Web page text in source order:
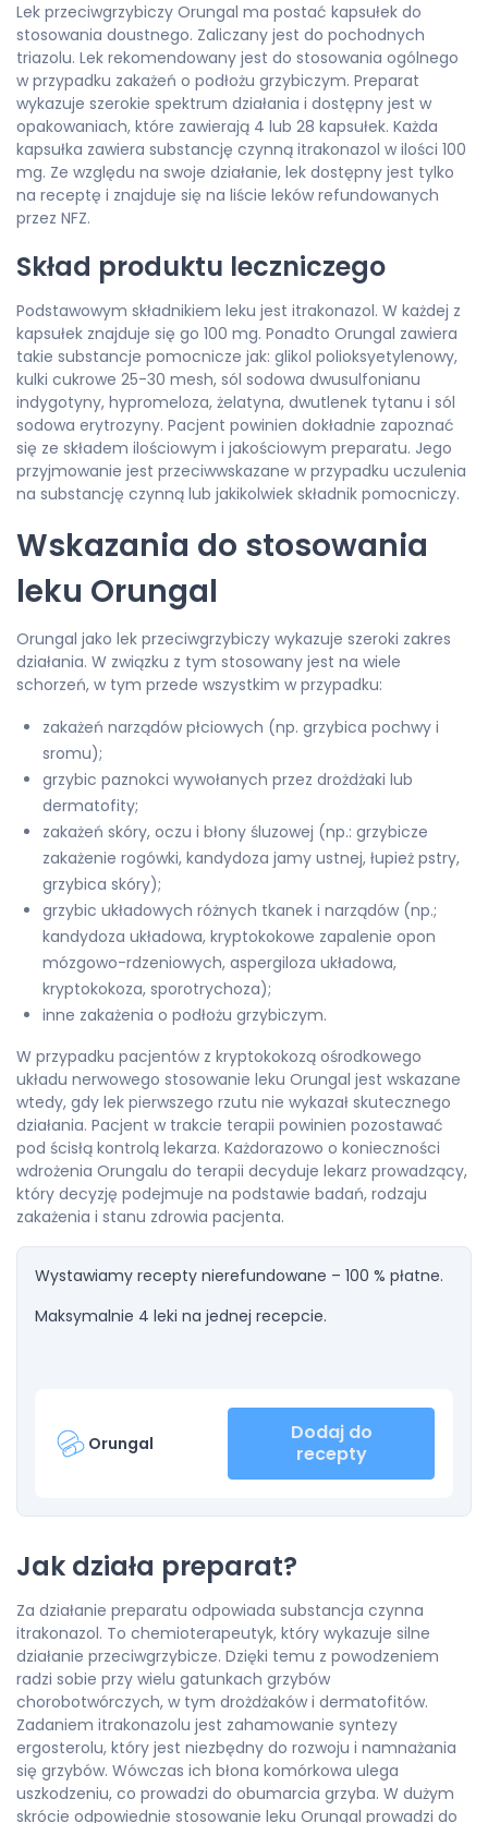
Lek przeciwgrzybiczy Orungal ma postać kapsułek do
stosowania doustnego. Zaliczany jest do pochodnych
triazolu. Lek rekomendowany jest do stosowania ogólnego
w przypadku zakażeń o podłożu grzybiczym. Preparat
wykazuje szerokie spektrum działania i dostępny jest w
opakowaniach, które zawierają 4 lub 28 kapsułek. Każda
kapsułka zawiera substancję czynną itrakonazol w ilości 100
mg. Ze względu na swoje działanie, lek dostępny jest tylko
na receptę i znajduje się na liście leków refundowanych
przez NFZ.
Skład produktu leczniczego
Podstawowym składnikiem leku jest itrakonazol. W każdej z
kapsułek znajduje się go 100 mg. Ponadto Orungal zawiera
takie substancje pomocnicze jak: glikol polioksyetylenowy,
kulki cukrowe 25-30 mesh, sól sodowa dwusulfonianu
indygotyny, hypromeloza, żelatyna, dwutlenek tytanu i sól
sodowa erytrozyny. Pacjent powinien dokładnie zapoznać
się ze składem ilościowym i jakościowym preparatu. Jego
przyjmowanie jest przeciwwskazane w przypadku uczulenia
na substancję czynną lub jakikolwiek składnik pomocniczy.
Wskazania do stosowania
leku Orungal
Orungal jako lek przeciwgrzybiczy wykazuje szeroki zakres
działania. W związku z tym stosowany jest na wiele
schorzeń, w tym przede wszystkim w przypadku:
zakażeń narządów płciowych (np. grzybica pochwy i
sromu);
grzybic paznokci wywołanych przez drożdżaki lub
dermatofity;
zakażeń skóry, oczu i błony śluzowej (np.: grzybicze
zakażenie rogówki, kandydoza jamy ustnej, łupież pstry,
grzybica skóry);
grzybic układowych różnych tkanek i narządów (np.;
kandydoza układowa, kryptokokowe zapalenie opon
mózgowo-rdzeniowych, aspergiloza układowa,
kryptokokoza, sporotrychoza);
inne zakażenia o podłożu grzybiczym.
W przypadku pacjentów z kryptokokozą ośrodkowego
układu nerwowego stosowanie leku Orungal jest wskazane
wtedy, gdy lek pierwszego rzutu nie wykazał skutecznego
działania. Pacjent w trakcie terapii powinien pozostawać
pod ścisłą kontrolą lekarza. Każdorazowo o konieczności
wdrożenia Orungalu do terapii decyduje lekarz prowadzący,
który decyzję podejmuje na podstawie badań, rodzaju
zakażenia i stanu zdrowia pacjenta.
Wystawiamy recepty nierefundowane – 100 % płatne.
Maksymalnie 4 leki na jednej recepcie.
Orungal
Dodaj do
recepty
Jak działa preparat?
Za działanie preparatu odpowiada substancja czynna
itrakonazol. To chemioterapeutyk, który wykazuje silne
działanie przeciwgrzybicze. Dzięki temu z powodzeniem
radzi sobie przy wielu gatunkach grzybów
chorobotwórczych, w tym drożdżaków i dermatofitów.
Zadaniem itrakonazolu jest zahamowanie syntezy
ergosterolu, który jest niezbędny do rozwoju i namnażania
się grzybów. Wówczas ich błona komórkowa ulega
uszkodzeniu, co prowadzi do obumarcia grzyba. W dużym
skrócie odpowiednie stosowanie leku Orungal prowadzi do